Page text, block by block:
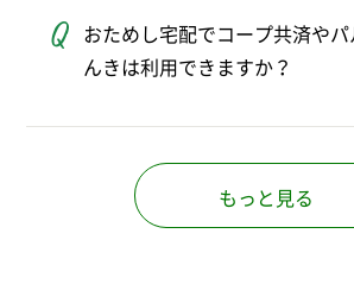
セットのお申し込みはできませ
おためし宅配でコープ共済や
んきは利用できますか？
もっと見る